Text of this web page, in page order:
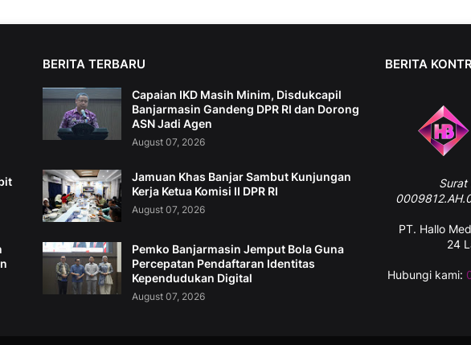
BERITA TERBARU
Capaian IKD Masih Minim, Disdukcapil
Banjarmasin Gandeng DPR RI dan Dorong
ASN Jadi Agen
August 07, 2026
Jamuan Khas Banjar Sambut Kunjungan
Kerja Ketua Komisi II DPR RI
August 07, 2026
Pemko Banjarmasin Jemput Bola Guna
Percepatan Pendaftaran Identitas
Kependudukan Digital
August 07, 2026
BERITA
Surat
PT. Hallo
24
Hubungi kami: